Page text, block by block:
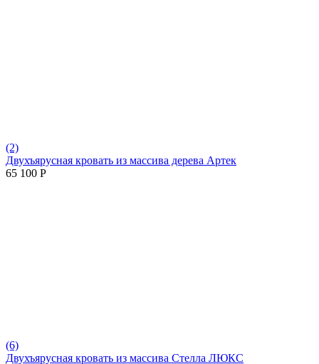
(2)
Двухъярусная кровать из массива дерева Артек
65 100 Р
(6)
Двухъярусная кровать из массива Стелла ЛЮКС